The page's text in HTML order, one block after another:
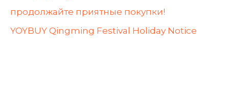
продолжайте приятные покупки!
YOYBUY Qingming Festival Holiday Notice